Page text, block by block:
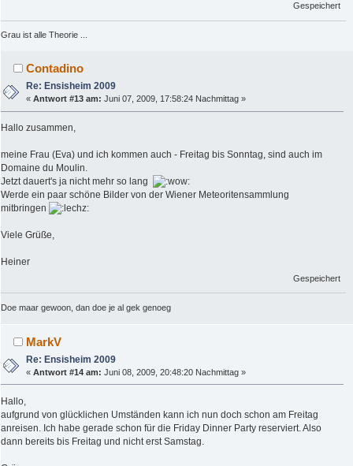
Gespeichert
Grau ist alle Theorie ...
Contadino
Re: Ensisheim 2009
«Antwort #13 am: Juni 07, 2009, 17:58:24 Nachmittag »
Hallo zusammen,
meine Frau (Eva) und ich kommen auch - Freitag bis Sonntag, sind auch im
Domaine du Moulin.
Jetzt dauert's ja nicht mehr so lang
Werde ein paar schöne Bilder von der Wiener Meteoritensammlung
mitbringen
Viele Grüße,
Heiner
Gespeichert
Doe maar gewoon, dan doe je al gek genoeg
MarkV
Re: Ensisheim 2009
«Antwort #14 am: Juni 08, 2009, 20:48:20 Nachmittag »
Hallo,
aufgrund von glücklichen Umständen kann ich nun doch schon am Freitag
anreisen. Ich habe gerade schon für die Friday Dinner Party reserviert. Also
dann bereits bis Freitag und nicht erst Samstag.